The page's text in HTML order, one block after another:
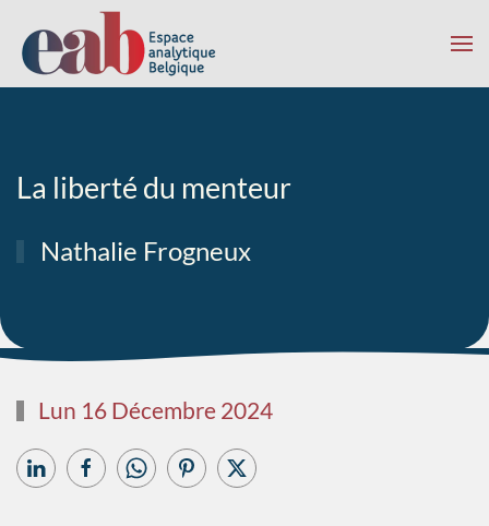
Accéder au contenu principal
La liberté du menteur
Nathalie Frogneux
Lun 16 Décembre 2024